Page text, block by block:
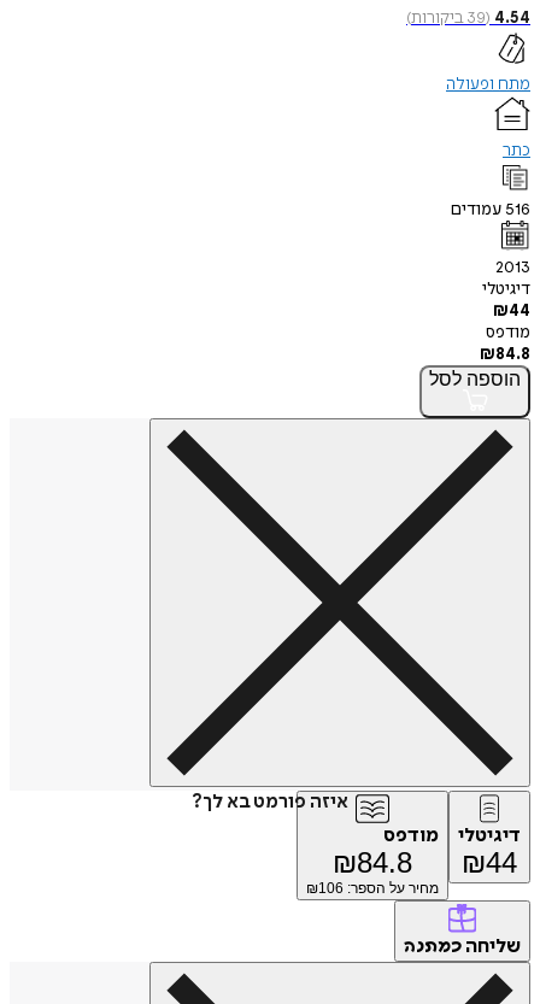
4.54
(
39ביקורות)
מתח ופעולה
כתר
516 עמודים
2013
דיגיטלי
₪44
מודפס
₪84.8
הוספה לסל
איזה פורמט בא לך?
דיגיטלי
₪44
מודפס
₪84.8
מחיר על הספר: ₪ 106
שליחה כמתנה